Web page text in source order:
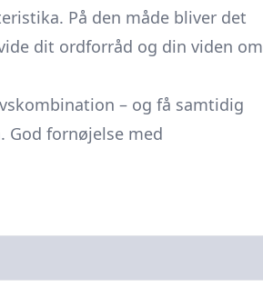
På den måde bliver det
dit ordforråd og din viden om
– og få samtidig
God fornøjelse med